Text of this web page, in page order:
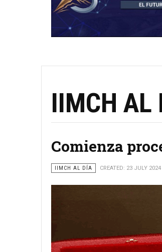
IIMCH AL
Comienza
IIMCH AL DÍA CREATED: 23 JULY 2024